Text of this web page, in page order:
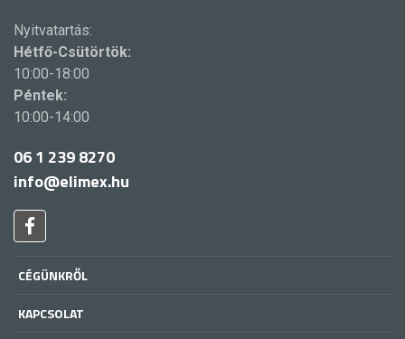
Nyitvatartás:
Hétfő-Csütörtök:
10:00-18:00
Péntek:
10:00-14:00
06 1 239 8270
info@elimex.hu
CÉGÜNKRŐL
KAPCSOLAT